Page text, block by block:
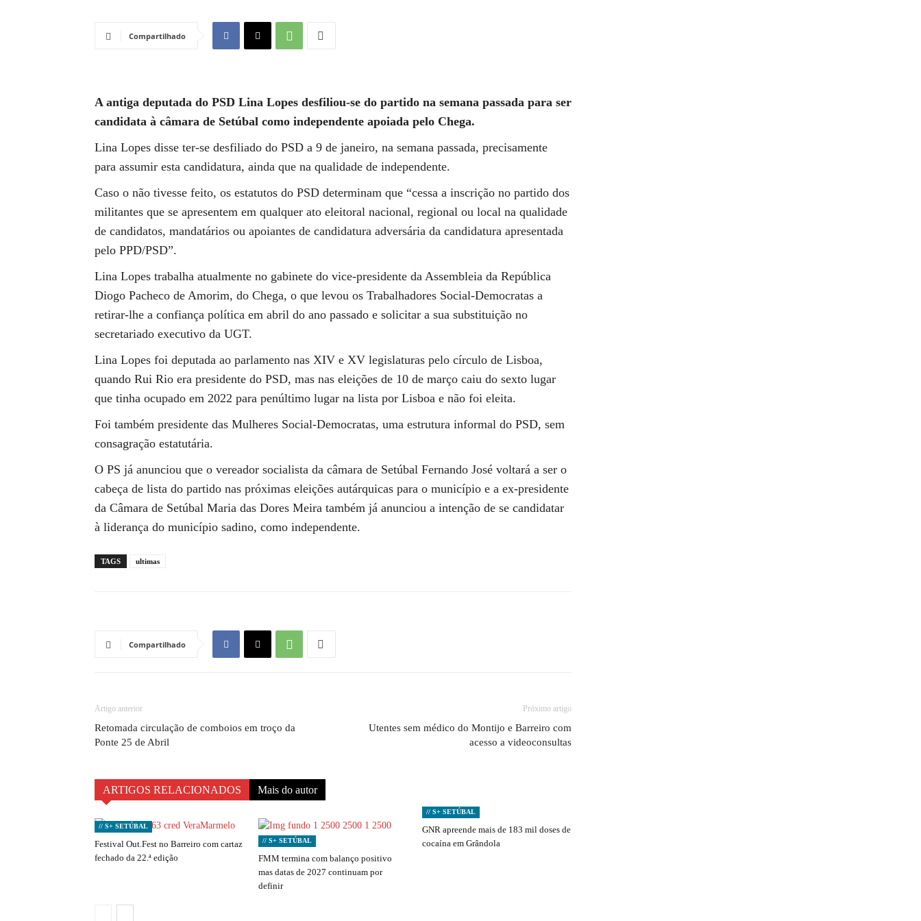
Compartilhado
A antiga deputada do PSD Lina Lopes desfiliou-se do partido na semana passada para ser
candidata à câmara de Setúbal como independente apoiada pelo Chega.
Lina Lopes disse ter-se desfiliado do PSD a 9 de janeiro, na semana passada, precisamente
para assumir esta candidatura, ainda que na qualidade de independente.
Caso o não tivesse feito, os estatutos do PSD determinam que “cessa a inscrição no partido dos
militantes que se apresentem em qualquer ato eleitoral nacional, regional ou local na qualidade
de candidatos, mandatários ou apoiantes de candidatura adversária da candidatura apresentada
pelo PPD/PSD”.
Lina Lopes trabalha atualmente no gabinete do vice-presidente da Assembleia da República
Diogo Pacheco de Amorim, do Chega, o que levou os Trabalhadores Social-Democratas a
retirar-lhe a confiança política em abril do ano passado e solicitar a sua substituição no
secretariado executivo da UGT.
Lina Lopes foi deputada ao parlamento nas XIV e XV legislaturas pelo círculo de Lisboa,
quando Rui Rio era presidente do PSD, mas nas eleições de 10 de março caiu do sexto lugar
que tinha ocupado em 2022 para penúltimo lugar na lista por Lisboa e não foi eleita.
Foi também presidente das Mulheres Social-Democratas, uma estrutura informal do PSD, sem
consagração estatutária.
O PS já anunciou que o vereador socialista da câmara de Setúbal Fernando José voltará a ser o
cabeça de lista do partido nas próximas eleições autárquicas para o município e a ex-presidente
da Câmara de Setúbal Maria das Dores Meira também já anunciou a intenção de se candidatar
à liderança do município sadino, como independente.
TAGS ultimas
Compartilhado
Artigo anterior
Retomada circulação de comboios em troço da
Ponte 25 de Abril
Próximo artigo
Utentes sem médico do Montijo e Barreiro com
acesso a videoconsultas
ARTIGOS RELACIONADOS Mais do autor
// S+ SETÚBAL
Festival Out.Fest no Barreiro com cartaz
fechado da 22.ª edição
// S+ SETÚBAL
FMM termina com balanço positivo
mas datas de 2027 continuam por
definir
// S+ SETÚBAL
GNR apreende mais de 183 mil doses de
cocaína em Grândola